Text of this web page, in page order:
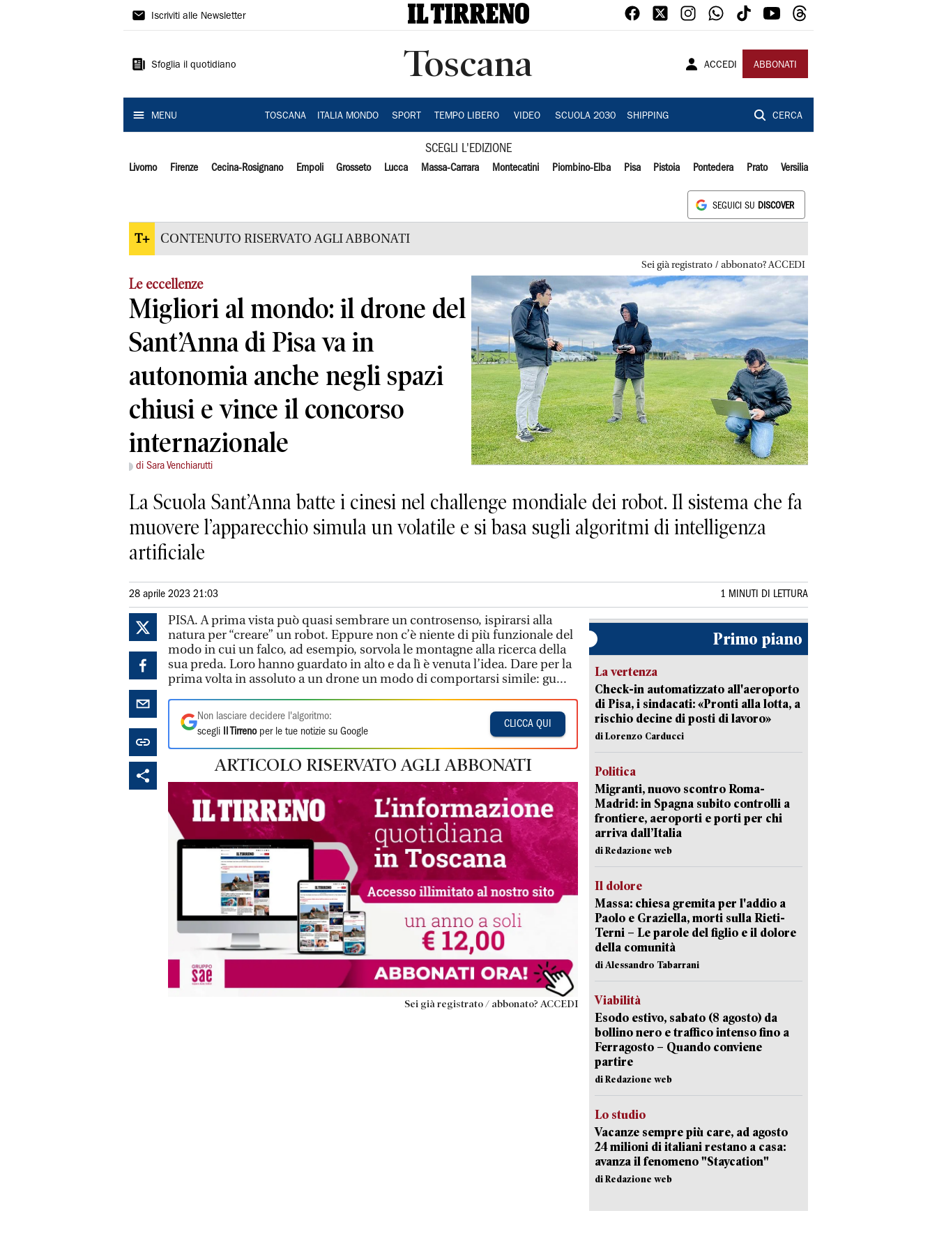
Il
Iscriviti alle Newsletter
Sfoglia il quotidiano Toscana ACCEDI ABBONATI
MENU TOSCANA ITALIA MONDO SPORT TEMPO LIBERO VIDEO SCUOLA 2030 SHIPPING CERCA
SCEGLI L'EDIZIONE
Livorno Firenze Cecina-Rosignano Empoli Grosseto Lucca Massa-Carrara Montecatini Piombino-Elba Pisa Pistoia Pontedera Prato Versilia
SEGUICI SU DISCOVER
T+ CONTENUTO RISERVATO AGLI ABBONATI
Sei già registrato / abbonato? ACCEDI
Le eccellenze
Migliori al mondo: il drone del
Sant’Anna di Pisa va in
autonomia anche negli spazi
chiusi e vince il concorso
internazionale
di Sara Venchiarutti
La Scuola Sant’Anna batte i cinesi nel challenge mondiale dei robot. Il sistema che fa
muovere l’apparecchio simula un volatile e si basa sugli algoritmi di intelligenza
artificiale
28 aprile 2023 21:03 1 MINUTI DI LETTURA
PISA. A prima vista può quasi sembrare un controsenso, ispirarsi alla
natura per “creare” un robot. Eppure non c’è niente di più funzionale del
modo in cui un falco, ad esempio, sorvola le montagne alla ricerca della
sua preda. Loro hanno guardato in alto e da lì è venuta l’idea. Dare per la
prima volta in assoluto a un drone un modo di comportarsi simile: gu...
Non lasciare decidere l'algoritmo:
scegli
Il Tirrenoper le tue notizie su Google
CLICCA QUI
ARTICOLO RISERVATO AGLI ABBONATI
Sei già registrato / abbonato? ACCEDI
Primo piano
La vertenza
Check-in automatizzato all'aeroporto
di Pisa, i sindacati: «Pronti alla lotta, a
rischio decine di posti di lavoro»
di Lorenzo Carducci
Politica
Migranti, nuovo scontro Roma-
Madrid: in Spagna subito controlli a
frontiere, aeroporti e porti per chi
arriva dall’Italia
di Redazione web
Il dolore
Massa: chiesa gremita per l'addio a
Paolo e Graziella, morti sulla Rieti-
Terni – Le parole del figlio e il dolore
della comunità
di Alessandro Tabarrani
Viabilità
Esodo estivo, sabato (8 agosto) da
bollino nero e traffico intenso fino a
Ferragosto – Quando conviene
partire
di Redazione web
Lo studio
Vacanze sempre più care, ad agosto
24 milioni di italiani restano a casa:
avanza il fenomeno "Staycation"
di Redazione web